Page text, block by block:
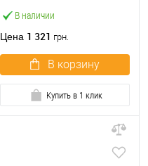
В наличии
Цена 1 321 грн.
В корзину
Купить в 1 клик